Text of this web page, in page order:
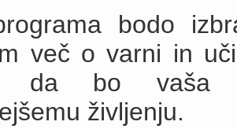
bodo
več o varni in
da bo vaša
življenju.